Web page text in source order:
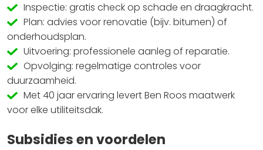
Inspectie: gratis check op schade en draagkracht.
Plan: advies voor renovatie (bijv. bitumen) of
onderhoudsplan.
Uitvoering: professionele aanleg of reparatie.
Opvolging: regelmatige controles voor
duurzaamheid.
Met 40 jaar ervaring levert Ben Roos maatwerk
voor elke utiliteitsdak.
Subsidies en voordelen